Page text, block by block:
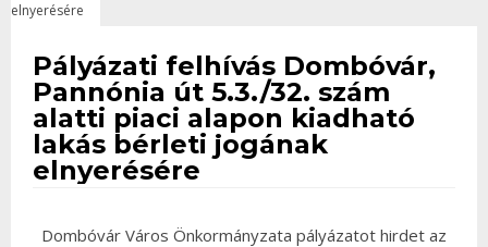
elnyerésére
Pályázati felhívás Dombóvár,
Pannónia út 5.3./32. szám
alatti piaci alapon kiadható
lakás bérleti jogának
elnyerésére
Dombóvár Város Önkormányzata pályázatot hirdet az